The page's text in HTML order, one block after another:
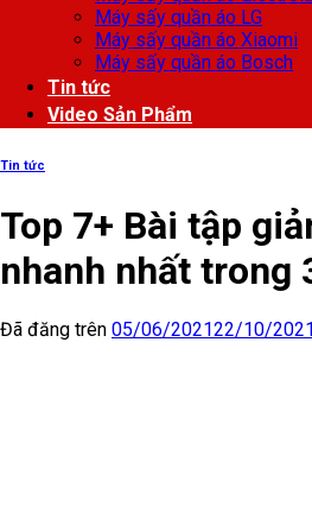
Máy sấy quần áo LG
Máy sấy quần áo Xiaomi
Máy sấy quần áo Bosch
Tin tức
Video Sản Phẩm
Tin tức
Top 7+ Bài tập
nhanh nhất trong
Đã đăng trên 05/06/202122/10/2021